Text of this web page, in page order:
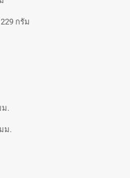
กรัม
ม.
ม.